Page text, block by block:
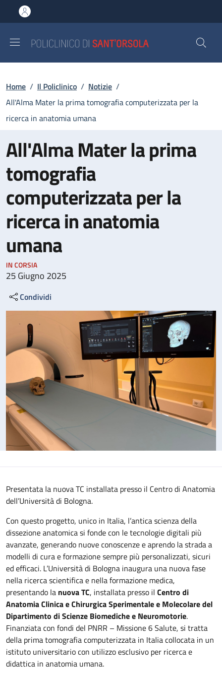
al contenuto principale
to footer content
Briciole di pane
Home / Il Policlinico / Notizie /
All'Alma Mater la prima tomografia computerizzata per la
ricerca in anatomia umana
All'Alma Mater la prima
tomografia
computerizzata per la
ricerca in anatomia
umana
IN CORSIA
25 Giugno 2025
Condividi
Presentata la nuova TC installata presso il Centro di Anatomia
dell’Università di Bologna.
Con questo progetto, unico in Italia, l’antica scienza della
dissezione anatomica si fonde con le tecnologie digitali più
avanzate, generando nuove conoscenze e aprendo la strada a
modelli di cura e formazione sempre più personalizzati, sicuri
ed efficaci. L’Università di Bologna inaugura una nuova fase
nella ricerca scientifica e nella formazione medica,
presentando la nuova TC, installata presso il Centro di
Anatomia Clinica e Chirurgica Sperimentale e Molecolare del
Dipartimento di Scienze Biomediche e Neuromotorie.
Finanziata con fondi del PNRR – Missione 6 Salute, si tratta
della prima tomografia computerizzata in Italia collocata in un
istituto universitario con utilizzo esclusivo per ricerca e
didattica in anatomia umana.